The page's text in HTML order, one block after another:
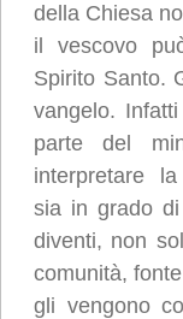
della Chiesa
il vescovo
Spirito Santo.
vangelo.
parte del
interpretare la
sia in grado
diventi, non
comunità,
gli vengono